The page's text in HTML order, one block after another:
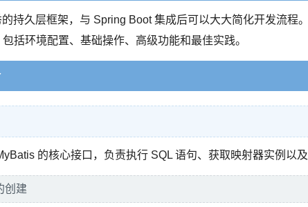
持久层框架，与 Spring Boot 集成后可以大大简化开发流程
括环境配置、基础操作、高级功能和最佳实践。
的核心接口，负责执行 SQL 语句、获取映射器实例以及
创建